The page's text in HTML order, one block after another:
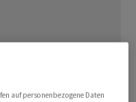
Donnerstag bis 6
auf personenbezogene Daten